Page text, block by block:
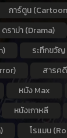
การ์ตูน
ดราม่า (Drama)
ระทึกขวั
สารค
หนัง Max
หนังเกาหลี
โรแมน